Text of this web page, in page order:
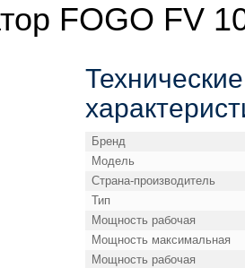
FOGO FV
Технические
Бренд
Модель
Страна-производитель
Тип
Мощность рабочая
Мощность максимальная
Мощность рабочая